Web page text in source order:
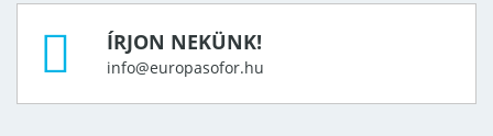
ÍRJON NEKÜNK!
info@europasofor.hu